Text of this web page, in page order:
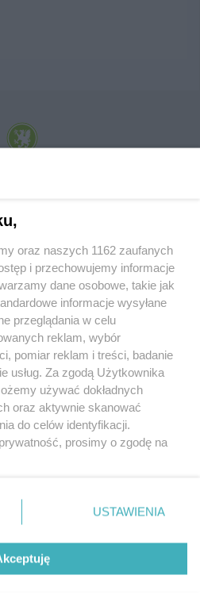
Internetowy Serwis Informacyjny Miasta
PRYWATNOŚCI HOSTING
RSS FACEBOOK KONTAKT
serwisy
Muzyka i kultura
Archiwum wydarzeń
Zdjęcia miasta
oraz naszych 1162 zaufanych
i przechowujemy informacje
dane osobowe, takie jak
informacje wysyłane
przeglądania w celu
reklam, wybór
pomiar reklam i treści, badanie
usług. Za zgodą Użytkownika
używać dokładnych
oraz aktywnie skanować
do celów identyfikacji.
prosimy o zgodę na
rogu strony
. Niektóre
będą miały zastosowania tylko
USTAWIENIA